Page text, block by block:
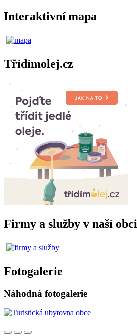
Interaktivní mapa
Třídímolej.cz
Firmy a služby v naší obci
Fotogalerie
Náhodná fotogalerie